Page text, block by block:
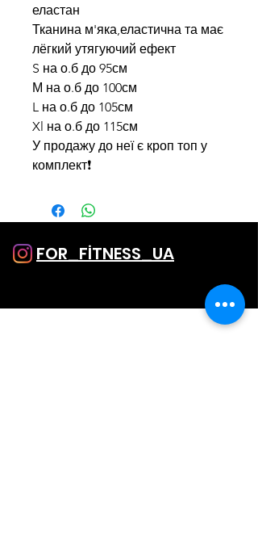
еластан
Тканина м'яка,еластична та має
лёгкий утягуючий ефект
S на о.б до 95см
М на о.б до 100см
L на о.б до 105см
Xl на о.б до 115см
У продажу до неї є кроп топ у
комплект❗️
FOR_FİTNESS_UA